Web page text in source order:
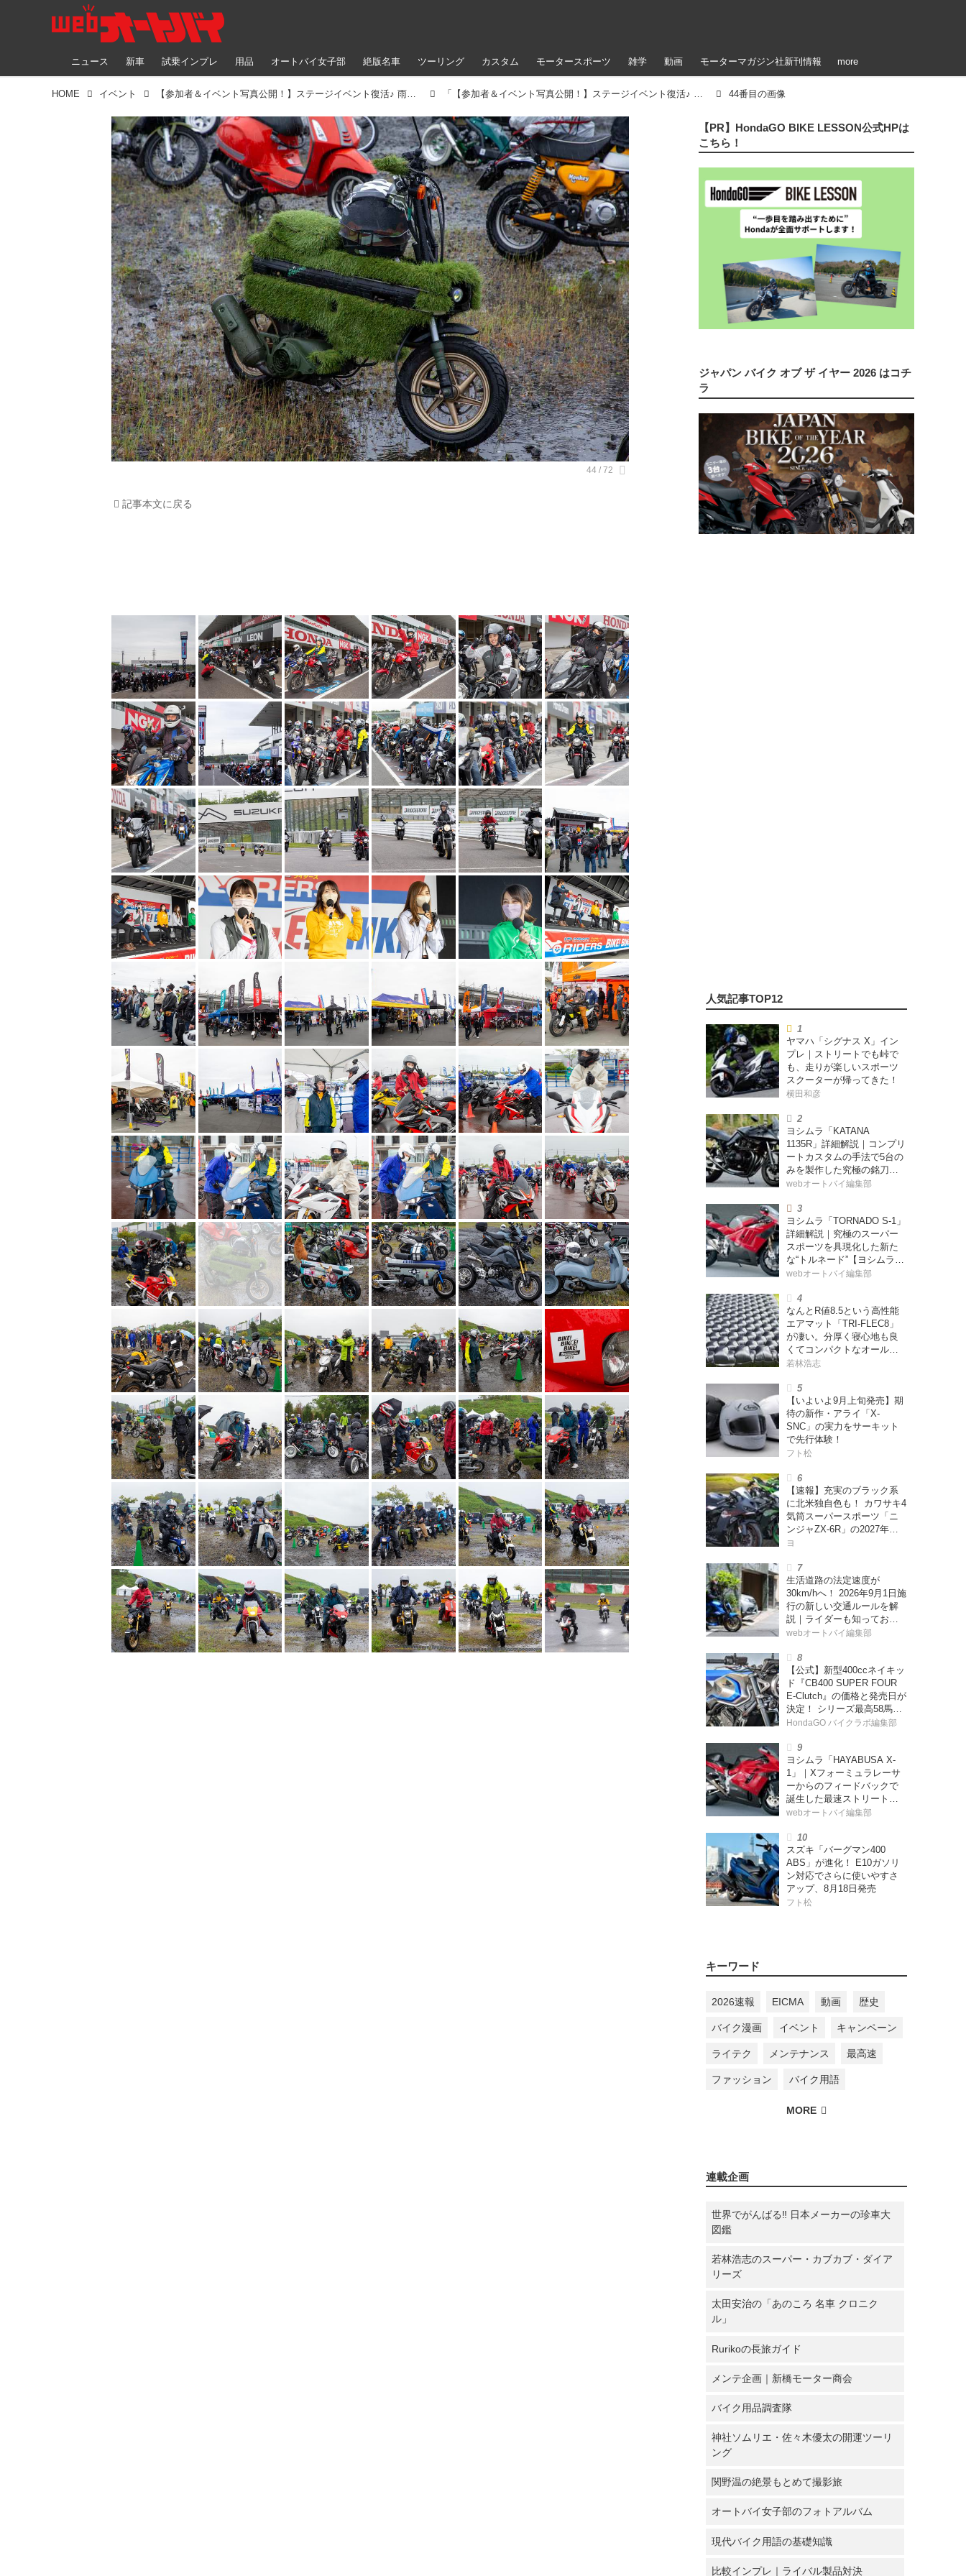
ニュース 新車 試乗インプレ 用品 オートバイ女子部 絶版名車 ツーリング カスタム モータースポーツ 雑学 動画 モーターマガジン社新刊情報 more
HOME イベント 【参加者＆イベント写真公開！】ステージイベント復活♪ 雨のアップガレージライダースBIKE!BIKE!BIKE2022（梅本まどか） 「【参加者＆イベント写真公開！】ステージイベント復活♪ 雨のアップガレージライダースBIKE!BIKE!BIKE2022（梅本まどか）」のアルバム 44番目の画像
記事本文に戻る
【PR】HondaGO BIKE LESSON公式HPは
こちら！
ジャパン バイク オブ ザ イヤー 2026 はコチ
ラ
ヤマハ「シグナス X」イン
プレ｜ストリートでも峠で
も、走りが楽しいスポーツ
スクーターが帰ってきた！
横田和彦
ヨシムラ「KATANA
1135R」詳細解説｜コンプリ
ートカスタムの手法で5台の
みを製作した究極の銘刀
【ヨシムラ伝】
webオートバイ編集部
ヨシムラ「TORNADO S-1」
詳細解説｜究極のスーパー
スポーツを具現化した新た
な“トルネード”【ヨシムラ
伝】
webオートバイ編集部
なんとR値8.5という高性能
エアマット「TRI-FLEC8」
が凄い。分厚く寝心地も良
くてコンパクトなオールシ
ーズン対応マットを試して
ー・カブカブ・ダイアリー
ズ Vol.385〉
若林浩志
【いよいよ9月上旬発売】期
待の新作・アライ「X-
SNC」の実力をサーキット
で先行体験！
フト松
【速報】充実のブラック系
に北米独自色も！ カワサキ4
気筒スーパースポーツ「ニ
ンジャZX-6R」の2027年モ
デルを発表、2気筒ニンジャ
ヨ
生活道路の法定速度が
30km/hへ！ 2026年9月1日施
行の新しい交通ルールを解
説｜ライダーも知っておく
べきポイントをチェック！
webオートバイ編集部
【公式】新型400ccネイキッ
ド『CB400 SUPER FOUR
E-Clutch』の価格と発売日が
決定！ シリーズ最高58馬力
＆14kgもの軽量化!? 完全に
【Honda2026新車ニュー
ス】
HondaGO バイクラボ編集部
ヨシムラ「HAYABUSA X-
1」｜Xフォーミュラレーサ
ーからのフィードバックで
誕生した最速ストリートモ
デル【ヨシムラ伝】
webオートバイ編集部
スズキ「バーグマン400
ABS」が進化！ E10ガソリ
ン対応でさらに使いやすさ
アップ、8月18日発売
フト松
キーワード
2026速報 EICMA 動画 歴史
バイク漫画 イベント キャンペーン
ライテク メンテナンス 最高速
ファッション バイク用語
連載企画
世界でがんばる‼ 日本メーカーの珍車大
図鑑
若林浩志のスーパー・カブカブ・ダイア
リーズ
太田安治の「あのころ 名車 クロニク
ル」
Rurikoの長旅ガイド
メンテ企画｜新橋モーター商会
バイク用品調査隊
神社ソムリエ・佐々木優太の開運ツーリ
ング
関野温の絶景もとめて撮影旅
オートバイ女子部のフォトアルバム
現代バイク用語の基礎知識
比較インプレ｜ライバル製品対決